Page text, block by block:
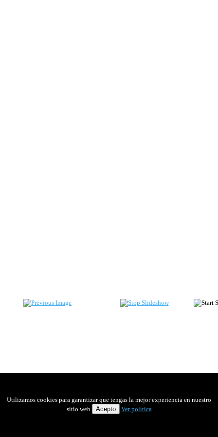
Utilizamos cookies para garantizar que tengas la mejor experiencia en nuestro
sitio web
Acepto Ver política